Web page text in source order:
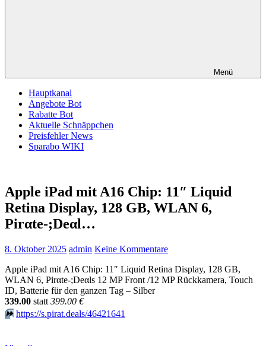
Menü
Hauptkanal
Angebote Bot
Rabatte Bot
Aktuelle Schnäppchen
Preisfehler News
Sparabo WIKI
Apple iPad mit A16 Chip: 11″ Liquid
Retina Display, 128 GB, WLAN 6,
Pirαtе-;Dеαl…
8. Oktober 2025 admin Keine Kommentare
Apple iPad mit A16 Chip: 11″ Liquid Retina Display, 128 GB,
WLAN 6, Pirαtе-;Dеαls 12 MP Front /12 MP Rückkamera, Touch
ID, Batterie für den ganzen Tag – Silber
339.00 statt 399.00 €
⏩️ https://s.pirat.deals/46421641